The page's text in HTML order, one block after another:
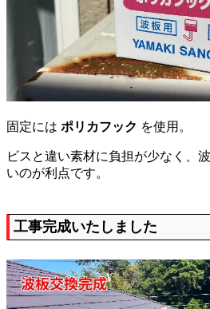
固定には ポリカフック を使用。
ビスと違い素材に負担が少なく、
いのが利点です。
工事完成いたしました